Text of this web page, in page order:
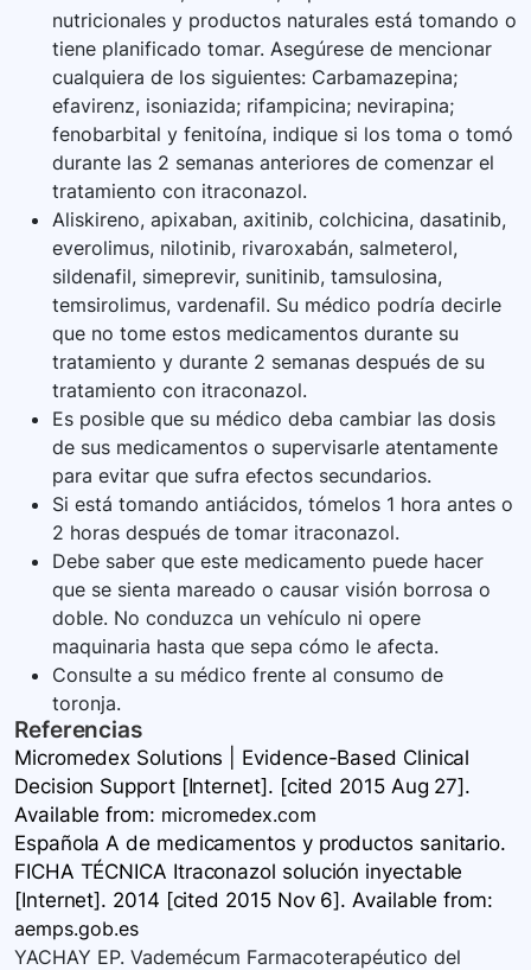
nutricionales y productos naturales está tomando o
tiene planificado tomar. Asegúrese de mencionar
cualquiera de los siguientes: Carbamazepina;
efavirenz, isoniazida; rifampicina; nevirapina;
fenobarbital y fenitoína, indique si los toma o tomó
durante las 2 semanas anteriores de comenzar el
tratamiento con itraconazol.
Aliskireno, apixaban, axitinib, colchicina, dasatinib,
everolimus, nilotinib, rivaroxabán, salmeterol,
sildenafil, simeprevir, sunitinib, tamsulosina,
temsirolimus, vardenafil. Su médico podría decirle
que no tome estos medicamentos durante su
tratamiento y durante 2 semanas después de su
tratamiento con itraconazol.
Es posible que su médico deba cambiar las dosis
de sus medicamentos o supervisarle atentamente
para evitar que sufra efectos secundarios.
Si está tomando antiácidos, tómelos 1 hora antes o
2 horas después de tomar itraconazol.
Debe saber que este medicamento puede hacer
que se sienta mareado o causar visión borrosa o
doble. No conduzca un vehículo ni opere
maquinaria hasta que sepa cómo le afecta.
Consulte a su médico frente al consumo de
toronja.
Referencias
Micromedex Solutions | Evidence-Based Clinical
Decision Support [Internet]. [cited 2015 Aug 27].
Available from: micromedex.com
Española A de medicamentos y productos sanitario.
FICHA TÉCNICA Itraconazol solución inyectable
[Internet]. 2014 [cited 2015 Nov 6]. Available from:
aemps.gob.es
YACHAY EP. Vademécum Farmacoterapéutico del